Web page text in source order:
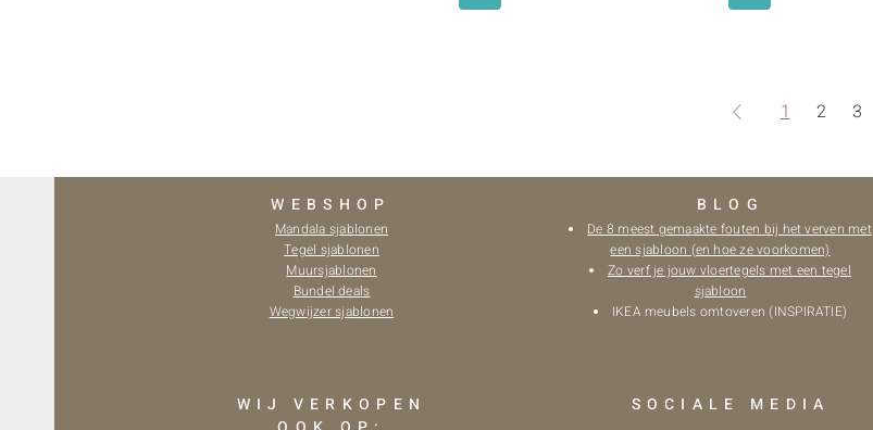
1 2 3
WEBSHOP
Mandala sjablonen
Tegel sjablonen
Muursjablonen
Bundel deals
Wegwijzer sjablonen
WIJ VERKOPEN
BLOG
De 8 meest gemaakte fouten bij het verven met
een sjabloon (en hoe ze voorkomen)
Zo verf je jouw vloertegels met een tegel
sjabloon
IKEA meubels omtoveren (INSPIRATIE)
SOCIALE MEDIA